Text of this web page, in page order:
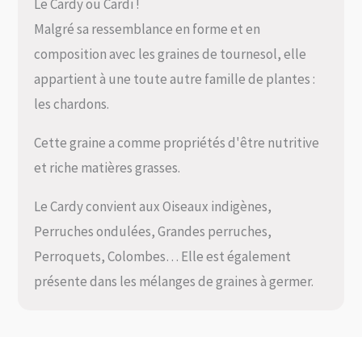
Le Cardy ou Cardi !
Malgré sa ressemblance en forme et en
composition avec les graines de tournesol, elle
appartient à une toute autre famille de plantes :
les chardons.
Cette graine a comme propriétés d'être nutritive
et riche matières grasses.
Le Cardy convient aux Oiseaux indigènes,
Perruches ondulées, Grandes perru­ches,
Perroquets, Colombes… Elle est également
présente dans les mélanges de graines à germer.